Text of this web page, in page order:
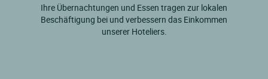
Ihre Übernachtungen und Essen tragen zur lokalen
Beschäftigung bei und verbessern das Einkommen
unserer Hoteliers.